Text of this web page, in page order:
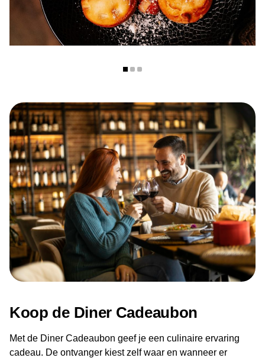
Openingstijden
Vrijdag: 16:00 – 00:00
Zaterdag: 16:00 – 00:00
Zondag: 13:00 – 00:00
Koop de Diner Cadeaubon
Met de Diner Cadeaubon geef je een culinaire ervaring
cadeau. De ontvanger kiest zelf waar en wanneer er